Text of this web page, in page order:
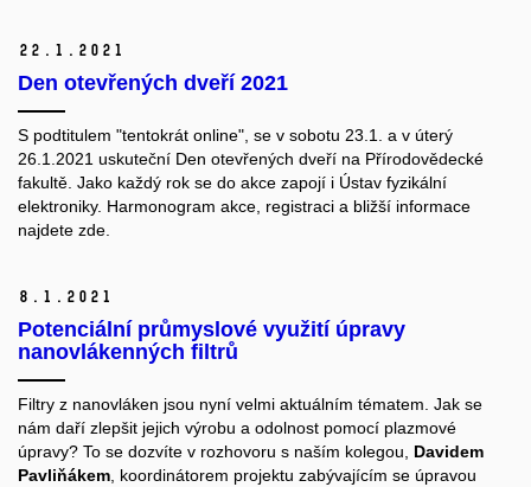
22. 1. 2021
Den otevřených dveří 2021
S podtitulem "tentokrát online", se v sobotu 23.1. a v úterý
26.1.2021 uskuteční Den otevřených dveří na Přírodovědecké
fakultě. Jako každý rok se do akce zapojí i Ústav fyzikální
elektroniky. Harmonogram akce, registraci a bližší informace
najdete zde.
8. 1. 2021
Potenciální průmyslové využití úpravy
nanovlákenných filtrů
Filtry z nanovláken jsou nyní velmi aktuálním tématem. Jak se
nám daří zlepšit jejich výrobu a odolnost pomocí plazmové
úpravy? To se dozvíte v rozhovoru s naším kolegou, Davidem
Pavliňákem, koordinátorem projektu zabývajícím se úpravou